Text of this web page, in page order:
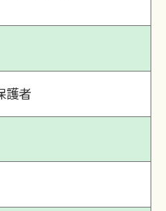
護者